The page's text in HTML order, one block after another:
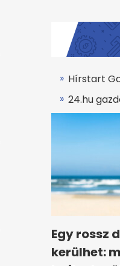
Hírstart
24.hu
Egy rossz
kerülhet: